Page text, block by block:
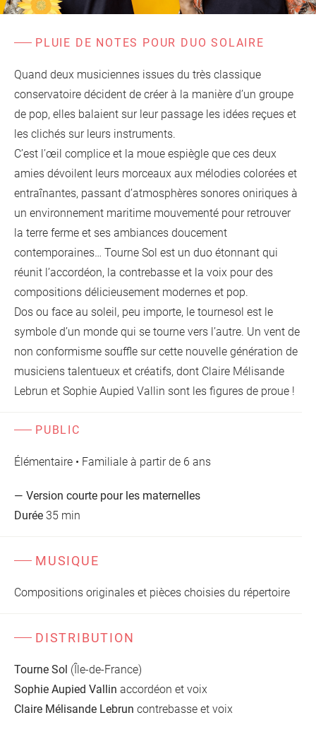
Les Étincelles
d'information
Ressources des spectacles
Livrets pédagogiques
Ressources adhérents
Présentation
Actualités
Réalisations
PLUIE DE NOTES POUR DUO SOLAIRE
Quand deux musiciennes issues du très classique
conservatoire décident de créer à la manière d’un groupe
de pop, elles balaient sur leur passage les idées reçues et
les clichés sur leurs instruments.
C’est l’œil complice et la moue espiègle que ces deux
amies dévoilent leurs morceaux aux mélodies colorées et
entraînantes, passant d’atmosphères sonores oniriques à
un environnement maritime mouvementé pour retrouver
la terre ferme et ses ambiances doucement
contemporaines… Tourne Sol est un duo étonnant qui
réunit l’accordéon, la contrebasse et la voix pour des
compositions délicieusement modernes et pop.
Dos ou face au soleil, peu importe, le tournesol est le
symbole d’un monde qui se tourne vers l’autre. Un vent de
non conformisme souffle sur cette nouvelle génération de
musiciens talentueux et créatifs, dont Claire Mélisande
Lebrun et Sophie Aupied Vallin sont les figures de proue !
PUBLIC
Élémentaire • Familiale à partir de 6 ans
— Version courte pour les maternelles
Durée 35 min
MUSIQUE
Compositions originales et pièces choisies du répertoire
DISTRIBUTION
Tourne Sol (Île-de-France)
Sophie Aupied Vallin accordéon et voix
Claire Mélisande Lebrun contrebasse et voix